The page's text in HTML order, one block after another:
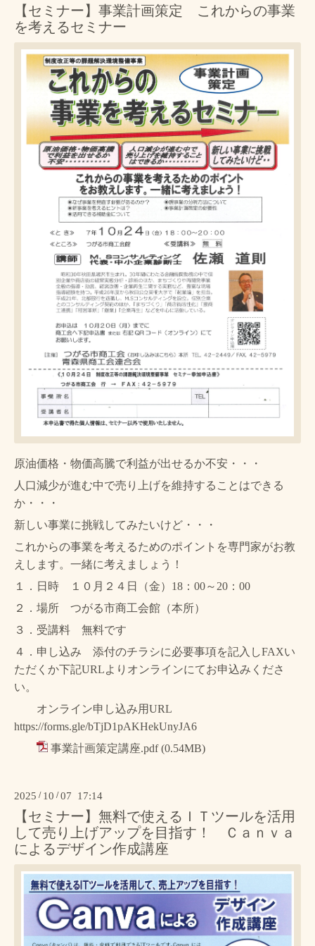
【セミナー】事業計画策定 これからの事業
を考えるセミナー
原油価格・物価高騰で利益が出せるか不安・・・
人口減少が進む中で売り上げを維持することはできる
か・・・
新しい事業に挑戦してみたいけど・・・
これからの事業を考えるためのポイントを専門家がお教
えします。一緒に考えましょう！
１．日時 １０月２４日（金）18：00～20：00
２．場所 つがる市商工会館（本所）
３．受講料 無料です
４．申し込み 添付のチラシに必要事項を記入しFAXい
ただくか下記URLよりオンラインにてお申込みくださ
い。
オンライン申し込み用URL
https://forms.gle/bTjD1pAKHekUnyJA6
事業計画策定講座.pdf(0.54MB)
2025 / 10 /07 17:14
【セミナー】無料で使えるＩＴツールを活用
して売り上げアップを目指す！ Ｃａｎｖａ
によるデザイン作成講座